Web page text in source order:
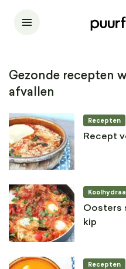
Gezonde recepten
afvallen
Recepten
Recept
Oosters
kip
Recepten